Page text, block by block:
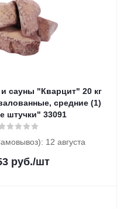
сауны "Кварцит" 20 кг
средние (1)
штучки" 33091
12 августа
руб./шт